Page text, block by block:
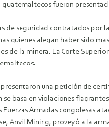
guatemaltecos fueron
de seguridad contratados
quienes alegan haber sido
de la minera. La Corte
una petición de
basa en violaciones
Armadas congolesas
Anvil Mining, proveyó a la